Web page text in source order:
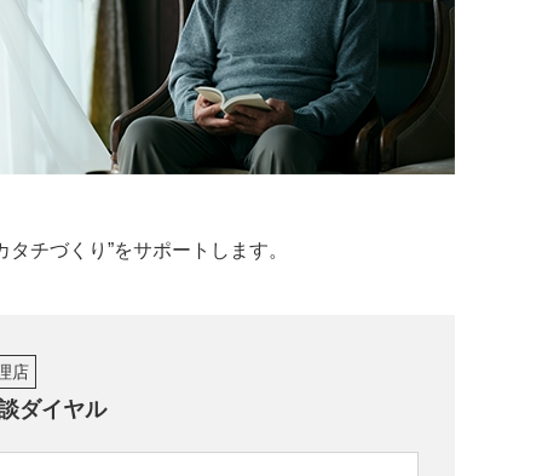
チづくり”をサポートします。
店
ダイヤル